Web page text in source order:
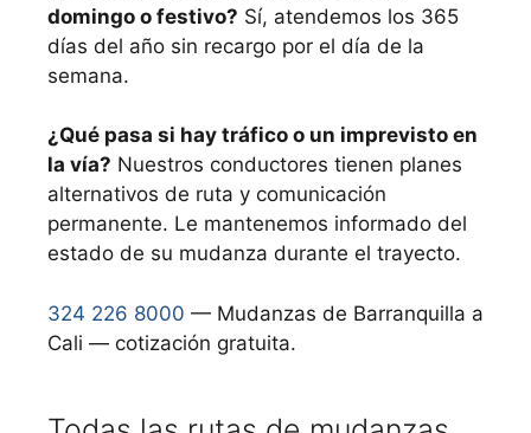
domingo o festivo? Sí, atendemos los 365
días del año sin recargo por el día de la
semana.
¿Qué pasa si hay tráfico o un imprevisto en
la vía? Nuestros conductores tienen planes
alternativos de ruta y comunicación
permanente. Le mantenemos informado del
estado de su mudanza durante el trayecto.
324 226 8000 — Mudanzas de Barranquilla a
Cali — cotización gratuita.